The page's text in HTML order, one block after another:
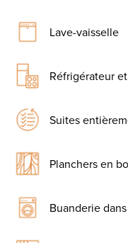
Lave-vaisselle
Réfrigérateur
Suites
Planchers en
Buanderie